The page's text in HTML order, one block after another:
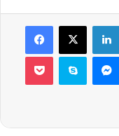
Facebook
X
Pocket Skype